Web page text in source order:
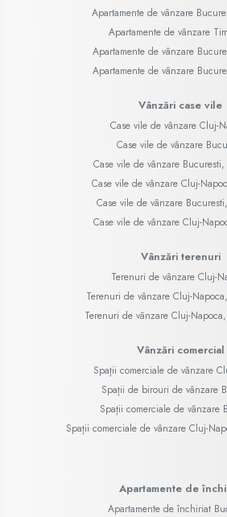
Apartamente de vânzare
Apartamente de vânzare
Apartamente de vânzare
Apartamente de vânzare
Vânzări case vile
Case vile de vânzare Cluj-
Case vile de vânzare
Case vile de vânzare Bucuresti,
Case vile de vânzare Cluj-
Case vile de vânzare
Case vile de vânzare Cluj-
Vânzări terenuri
Terenuri de vânzare Cluj-
Terenuri de vânzare Cluj-
Terenuri de vânzare Cluj-
Vânzări comercial
Spații comerciale de vânzare
Spații de birouri de vânzare
Spații comerciale de vânzare
Spații comerciale de vânzare Cluj-
Apartamente de
Apartamente de închiriat